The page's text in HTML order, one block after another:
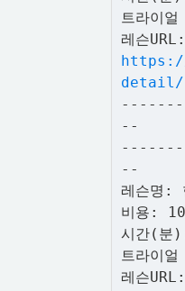
트라이
레슨URL:
detail/
--
--
레슨명:
비용:
시간(분
트라이
레슨URL: